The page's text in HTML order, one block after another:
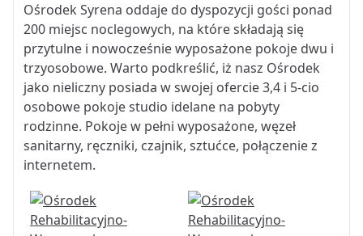
Ośrodek Syrena oddaje do dyspozycji gości ponad
200 miejsc noclegowych, na które składają się
przytulne i nowocześnie wyposażone pokoje dwu i
trzyosobowe. Warto podkreślić, iż nasz Ośrodek
jako nieliczny posiada w swojej ofercie 3,4 i 5-cio
osobowe pokoje studio idelane na pobyty
rodzinne. Pokoje w pełni wyposażone, węzeł
sanitarny, ręczniki, czajnik, sztućce, połączenie z
internetem.